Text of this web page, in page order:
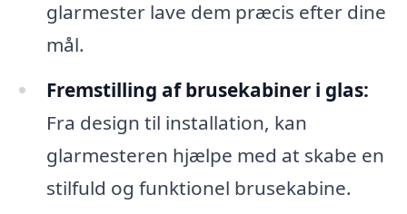
glarmester lave dem præcis efter dine
mål.
Fremstilling af brusekabiner i glas:
Fra design til installation, kan
glarmesteren hjælpe med at skabe en
stilfuld og funktionel brusekabine.